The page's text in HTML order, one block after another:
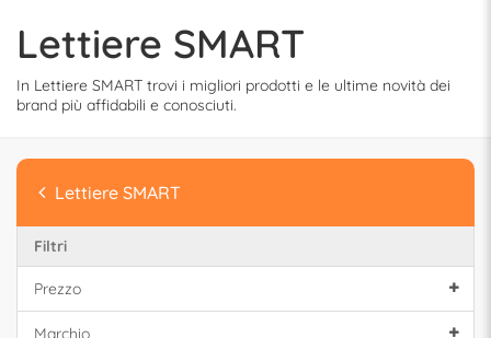
Lettiere SMART
In Lettiere SMART trovi i migliori prodotti e le ultime novità dei
brand più affidabili e conosciuti.
Lettiere SMART
Filtri
Prezzo
Marchio